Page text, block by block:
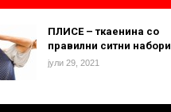
ПЛИСЕ – ткаенина со
правилни ситни набори
јули 29, 2021